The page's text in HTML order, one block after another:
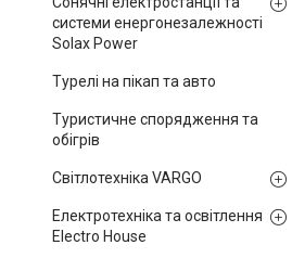
системи енергонезалежності
Solax Power
Турелі на пікап та авто
Туристичне спорядження та
обігрів
Світлотехніка VARGO
Електротехніка та освітлення
Electro House